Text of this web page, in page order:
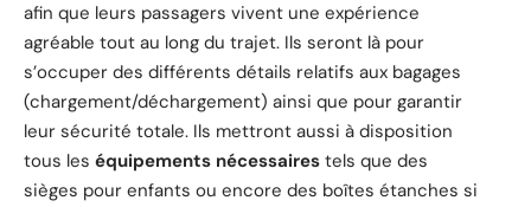
afin que leurs passagers vivent une expérience
agréable tout au long du trajet. Ils seront là pour
s’occuper des différents détails relatifs aux bagages
(chargement/déchargement) ainsi que pour garantir
leur sécurité totale. Ils mettront aussi à disposition
tous les équipements nécessaires tels que des
sièges pour enfants ou encore des boîtes étanches si